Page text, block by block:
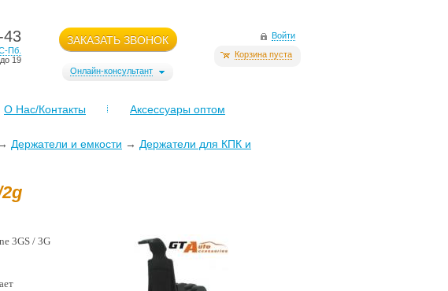
43
Пб.
19
ЗАКАЗАТЬ ЗВОНОК
Онлайн-консультант
Войти
Корзина пуста
О Нас/Контакты Аксессуары оптом
Держатели и емкости → Держатели для КПК и
3GS / 3G